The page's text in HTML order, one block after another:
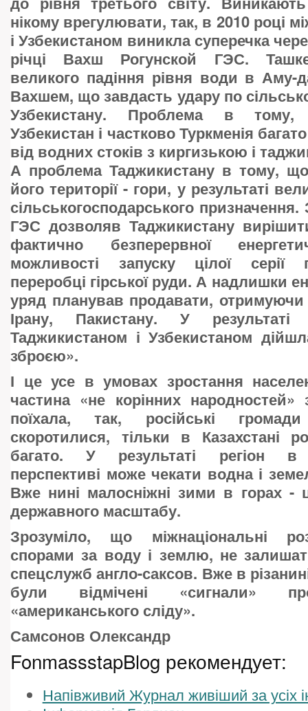
нікому врегулювати, так, в 2010 році
і Узбекистаном виникла суперечка
річці Вахш Рогунской ГЭС.
великого падіння рівня води в Аму-
Вахшем, що завдасть удару по
Узбекистану. Проблема в тому,
Узбекистан і частково Туркменія
від водних стоків з киргизькою і
А проблема Таджикистану в тому,
його території - гори, у результаті
сільськогосподарського призначення.
ГЭС дозволяв Таджикистану
фактично безперервної
можливості запуску цілої серії
переробці гірської руди. А надлишки
уряд планував продавати, отримуючи
Ірану, Пакистану. У результаті
Таджикистаном і Узбекистаном
зброєю».
І це усе в умовах зростання
частина «не корінних народностей»
поїхала, так, російські
скоротилися, тільки в Казахстані
багато. У результаті регіон в
перспективі може чекати водна і
Вже нині малосніжні зими в горах -
державного масштабу.
Зрозуміло, що міжнаціональні
спорами за воду і землю, не
спецслужб англо-саксов. Вже в
були відмічені «сигнали»
«американського сліду».
Самсонов Олександр
FonmassstapBlog рекомендует:
Напівживий Журнал живіший за усіх